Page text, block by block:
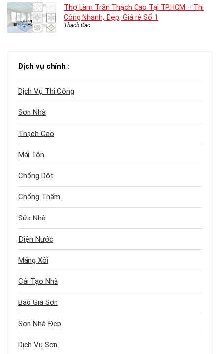
Thợ Làm Trần Thạch Cao Tại TP.HCM – Thi
Công Nhanh, Đẹp, Giá rẻ Số 1
Thạch Cao
Dịch vụ chính :
Dịch Vụ Thi Công
Sơn Nhà
Thạch Cao
Mái Tôn
Chống Dột
Chống Thấm
Sửa Nhà
Điện Nước
Máng Xối
Cải Tạo Nhà
Báo Giá Sơn
Sơn Nhà Đẹp
Dịch Vụ Sơn